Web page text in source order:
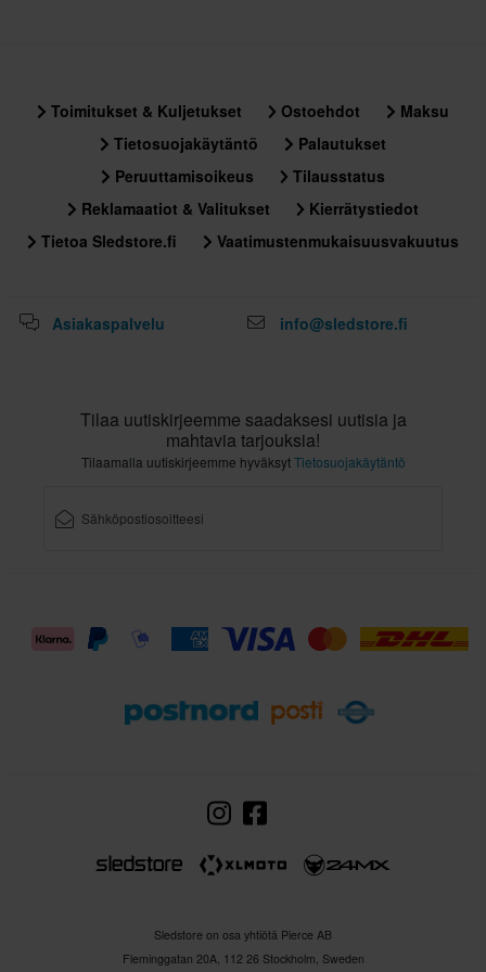
Toimitukset & Kuljetukset Ostoehdot
Maksu
Tietosuojakäytäntö
Palautukset
Peruuttamisoikeus
Tilausstatus
Reklamaatiot & Valitukset
Kierrätystiedot
Tietoa Sledstore.fi
Vaatimustenmukaisuusvakuutus
Asiakaspalvelu info@sledstore.fi
Tilaa uutiskirjeemme saadaksesi uutisia ja
mahtavia tarjouksia!
Tilaamalla uutiskirjeemme hyväksytTietosuojakäytäntö
Sledstore on osa yhtiötä Pierce AB
Fleminggatan 20A, 112 26 Stockholm, Sweden